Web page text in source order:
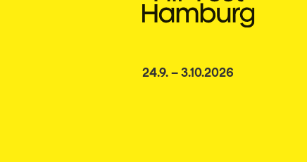
24.9. – 3.10.2026